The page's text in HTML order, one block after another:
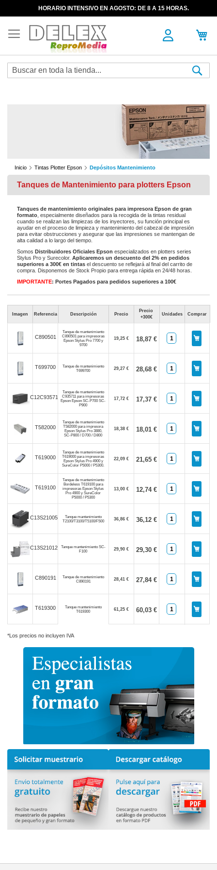
HORARIO INTENSIVO EN AGOSTO: DE 8 A 15 HORAS.
Inicio Tintas Plotter Epson Depósitos Mantenimiento
Tanques de Mantenimiento para plotters Epson
Tanques de mantenimiento originales para impresora Epson de gran
formato , especialmente diseñados para la recogida de la tintas residual
cuando se realizan las limpiezas de los inyectores, su función principal es
ayudar en el proceso de limpieza y mantenimiento del cabezal de impresión
para evitar obstrucciones y asegurar que las impresiones se mantengan de
alta calidad a lo largo del tiempo.
Somos Distribuidores Oficiales Epson especializados en plotters series
Stylus Pro y Surecolor. Aplicaremos un descuento del 2% en pedidos
superiores a 300€ en tintas el descuento se reflejará al final del carrito de
compra. Disponemos de Stock Propio para entrega rápida en 24/48 horas.
IMPORTANTE: Portes Pagados para pedidos superiores a 100€
Imagen Referencia Descripción Precio
Precio
+300€
Unidades Comprar
C890501
Tanque de mantenimiento
C890501 para impresoras
Epson Stylus Pro 7700 y
9700
19,25 € 18,87 €
T699700
Tanque de mantenimiento
T699700
29,27 € 28,68 €
C12C935711
Tanque de mantenimiento
C935711 para impresoras
Epson Epson SC-P700 SC-
P900
17,72 € 17,37 €
T582000
Tanque de mantenimiento
T582000 para impresora
Epson Stylus Pro 3880,
SC-P800 / D700 / D800
18,38 € 18,01 €
T619000
Tanque de mantenimiento
T619000 para impresoras
Epson Stylus Pro 4900 y
SureColor P5000 / P5300.
22,09 € 21,65 €
T619100
Tanque de mantenimiento
Bordeless T619100 para
impresoras Epson Stylus
Pro 4900 y SureColor
P5000 / P5300
13,00 € 12,74 €
C13S210057
Tanque mantenimiento
T2100/T3100/T5100/F500
36,86 € 36,12 €
C13S210125
Tanque mantenimiento SC-
F100
29,90 € 29,30 €
C890191
Tanque de mantenimiento
C890191
28,41 € 27,84 €
T619300
Tanque mantenimiento
T619300
61,25 € 60,03 €
*Los precios no incluyen IVA